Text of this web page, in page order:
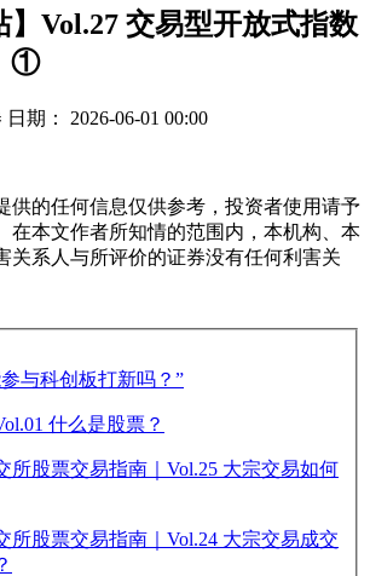
】Vol.27 交易型开放式指数
①
日期： 2026-06-01 00:00
供的任何信息仅供参考，投资者使用请予
在本文作者所知情的范围内，本机构、本
关系人与所评价的证券没有任何利害关
与科创板打新吗？”
什么是股票？
所股票交易指南｜Vol.25 大宗交易如何
所股票交易指南｜Vol.24 大宗交易成交